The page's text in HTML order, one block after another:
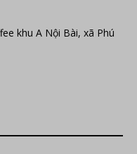
khu A Nội Bài, xã Phú